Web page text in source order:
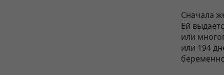
Сначала
Ей
или
или 194